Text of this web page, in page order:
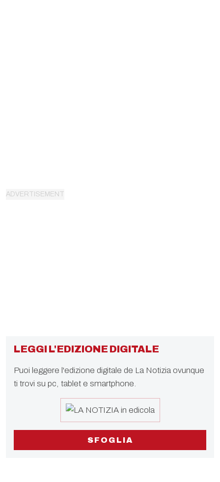
LEGGI L'EDIZIONE DIGITALE
Puoi leggere l'edizione digitale de La Notizia ovunque
ti trovi su pc, tablet e smartphone.
SFOGLIA